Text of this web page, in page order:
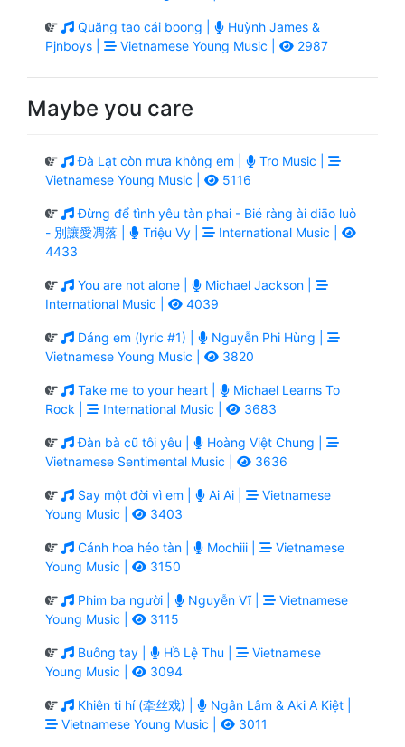
Quăng tao cái boong |
Huỳnh James &
Pjnboys |
Vietnamese Young Music | 2987
Maybe you care
Đà Lạt còn mưa không em |
Tro Music |
Vietnamese Young Music |
5116
Đừng để tình yêu tàn phai - Bié ràng ài diāo luò
- 別讓愛凋落 |
Triệu Vy |
International Music |
4433
You are not alone |
Michael Jackson |
International Music |
4039
Dáng em (lyric #1) |
Nguyễn Phi Hùng |
Vietnamese Young Music |
3820
Take me to your heart |
Michael Learns To
Rock |
International Music | 3683
Đàn bà cũ tôi yêu |
Hoàng Việt Chung |
Vietnamese Sentimental Music |
3636
Say một đời vì em | Ai Ai |
Vietnamese
Young Music |
3403
Cánh hoa héo tàn | Mochiii |
Vietnamese
Young Music |
3150
Phim ba người | Nguyễn Vĩ |
Vietnamese
Young Music |
3115
Buông tay | Hồ Lệ Thu |
Vietnamese
Young Music |
3094
Khiên ti hí (牵丝戏) |
Ngân Lâm & Aki A Kiệt |
Vietnamese Young Music |
3011